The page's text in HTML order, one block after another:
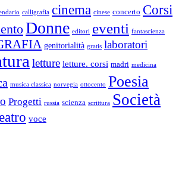
calligrafia cinema cinese concerto Corsi
Donne editori eventi fantascienza
genitorialità gratis laboratori
letture letture. corsi madri medicina
musica classica norvegia ottocento Poesia
Progetti russia scienza scrittura Società
voce